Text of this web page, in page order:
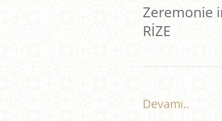
Zeremonie
RİZE
Devamı..